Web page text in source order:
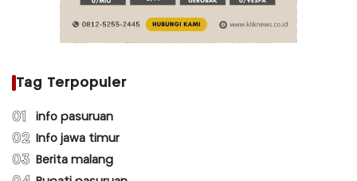
Tag Terpopuler
01 info pasuruan
02 Info jawa timur
03 Berita malang